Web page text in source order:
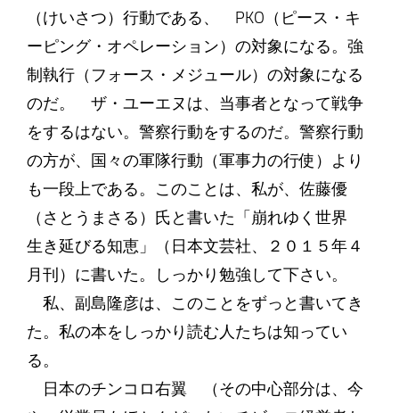
（けいさつ）行動である、 PKO（ピース・キ
ーピング・オペレーション）の対象になる。強
制執行（フォース・メジュール）の対象になる
のだ。 ザ・ユーエヌは、当事者となって戦争
をするはない。警察行動をするのだ。警察行動
の方が、国々の軍隊行動（軍事力の行使）より
も一段上である。このことは、私が、佐藤優
（さとうまさる）氏と書いた「崩れゆく世界
生き延びる知恵」（日本文芸社、２０１５年４
月刊）に書いた。しっかり勉強して下さい。
私、副島隆彦は、このことをずっと書いてき
た。私の本をしっかり読む人たちは知ってい
る。
日本のチンコロ右翼 （その中心部分は、今